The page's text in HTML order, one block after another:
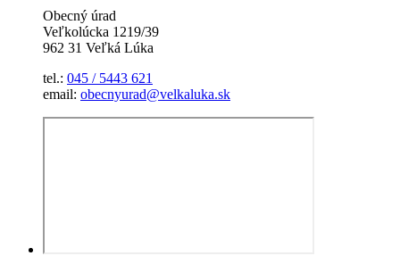
Obecný úrad
Veľkolúcka 1219/39
962 31 Veľká Lúka
tel.: 045 / 5443 621
email: obecnyurad@velkaluka.sk